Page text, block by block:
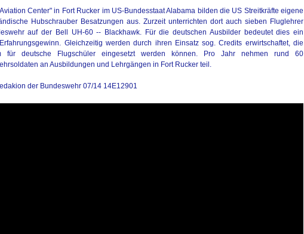
Aviation Center" in Fort Rucker im US-Bundesstaat Alabama bilden die US Streitkräfte eigene
Hubschrauber Besatzungen aus. Zurzeit unterrichten dort auch sieben Fluglehrer
auf der Bell UH-60 -- Blackhawk. Für die deutschen Ausbilder bedeutet dies ein
Gleichzeitig werden durch ihren Einsatz sog. Credits erwirtschaftet, die
für deutsche Flugschüler eingesetzt werden können. Pro Jahr nehmen rund 60
an Ausbildungen und Lehrgängen in Fort Rucker teil.
der Bundeswehr 07/14 14E12901